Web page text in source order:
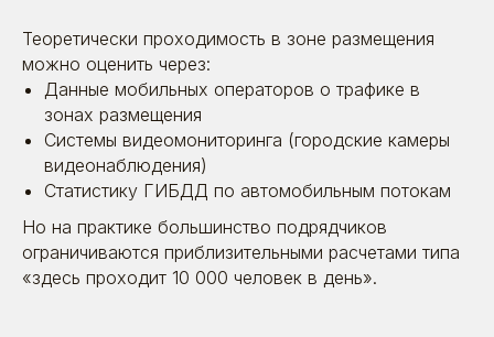
Теоретически проходимость в зоне размещения
можно оценить через:
Данные мобильных операторов о трафике в
зонах размещения
Системы видеомониторинга (городские камеры
видеонаблюдения)
Статистику ГИБДД по автомобильным потокам
Но на практике большинство подрядчиков
ограничиваются приблизительными расчетами типа
«здесь проходит 10 000 человек в день».